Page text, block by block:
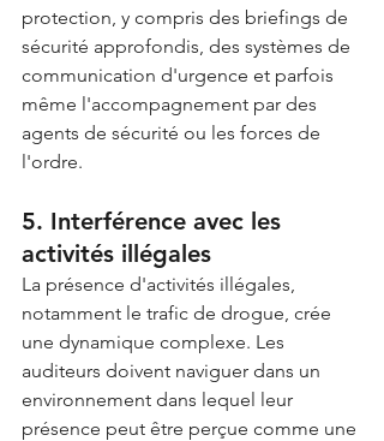
protection, y compris des briefings de
sécurité approfondis, des systèmes de
communication d'urgence et parfois
même l'accompagnement par des
agents de sécurité ou les forces de
l'ordre.
5. Interférence avec les
activités illégales
La présence d'activités illégales,
notamment le trafic de drogue, crée
une dynamique complexe. Les
auditeurs doivent naviguer dans un
environnement dans lequel leur
présence peut être perçue comme une